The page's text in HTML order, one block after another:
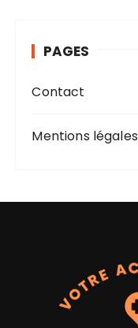
e PAGES
Contact
Mentions légales